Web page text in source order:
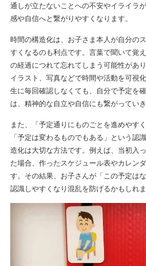
通しが立たないことへの不安やイライラ
感や自信へと繋がりやすくなります。
時間の構造化は、お子さま本人が自分の
すくなるのも利点です。言葉で聞いて覚
の経過につれて忘れてしまう可能性があ
イラスト、写真などで時間や活動を可視
生に毎回確認しなくても、自分で予定を
は、精神的な自立や自信にも繋がっていき
また、「予定通りにものごとを進めやす
「予定は変わるものでもある」という認
造化は大切な方法です。例えば、当初入
た場合、作ったスケジュール表やカレン
す。その結果、お子さんが「この予定は
認識しやすくなり混乱を防げるかもしれま